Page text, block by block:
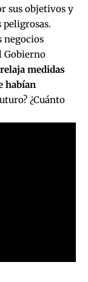
sus objetivos y
peligrosas.
negocios
Gobierno
medidas
habían
¿Cuánto